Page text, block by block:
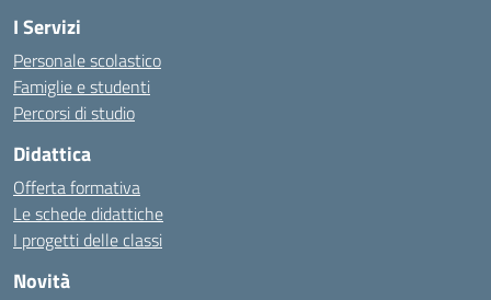
I Servizi
Personale scolastico
Famiglie e studenti
Percorsi di studio
Didattica
Offerta formativa
Le schede didattiche
I progetti delle classi
Novità